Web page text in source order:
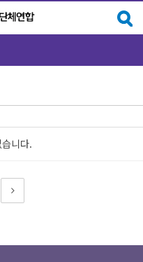
니다.